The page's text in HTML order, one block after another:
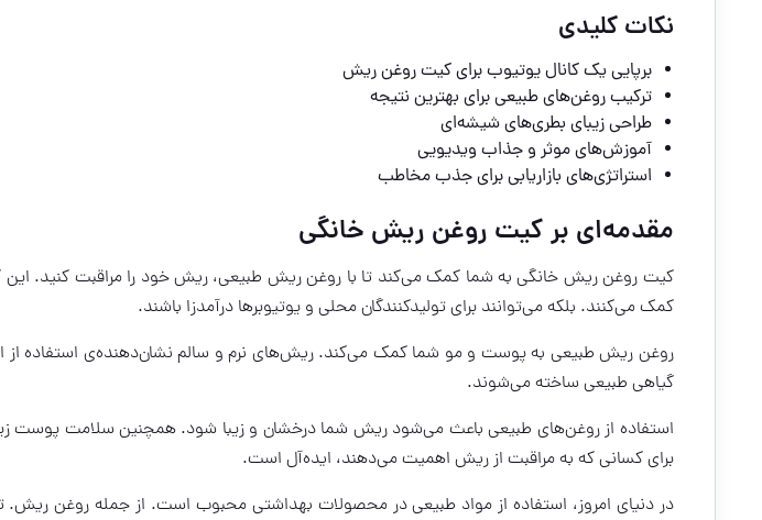
نکات کلیدی
برپایی یک کانال یوتیوب برای کیت روغن ریش
ترکیب روغن‌های طبیعی برای بهترین نتیجه
طراحی زیبای بطری‌های شیشه‌ای
آموزش‌های موثر و جذاب ویدیویی
استراتژی‌های بازاریابی برای جذب مخاطب
مقدمه‌ای بر کیت روغن ریش خانگی
کیت روغن ریش خانگی به شما کمک می‌کند تا با روغن ریش طبیعی، ریش خود را مراقبت کنید. این
کمک می‌کنند. بلکه می‌توانند برای تولیدکنندگان محلی و یوتیوبرها درآمدزا باشند.
روغن ریش طبیعی به پوست و مو شما کمک می‌کند. ریش‌های نرم و سالم نشان‌دهنده‌ی استفاده از
گیاهی طبیعی ساخته می‌شوند.
استفاده از روغن‌های طبیعی باعث می‌شود ریش شما درخشان و زیبا شود. همچنین سلامت پوست
برای کسانی که به مراقبت از ریش اهمیت می‌دهند، ایده‌آل است.
در دنیای امروز، استفاده از مواد طبیعی در محصولات بهداشتی محبوب است. از جمله روغن ریش.